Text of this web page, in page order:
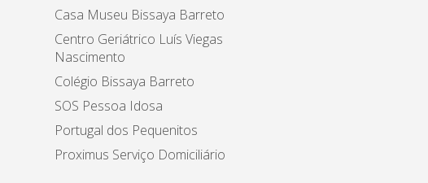
Casa Museu Bissaya Barreto
Centro Geriátrico Luís Viegas
Nascimento
Colégio Bissaya Barreto
SOS Pessoa Idosa
Portugal dos Pequenitos
Proximus Serviço Domiciliário